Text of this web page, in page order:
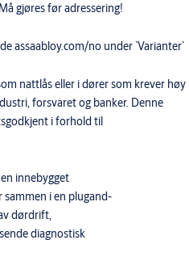
gjøres før adressering!
assaabloy.com/no under `Varianter`
nattlås eller i dører som krever høy
forsvaret og banker. Denne
i forhold til
innebygget
i en plugand-
dørdrift,
diagnostisk